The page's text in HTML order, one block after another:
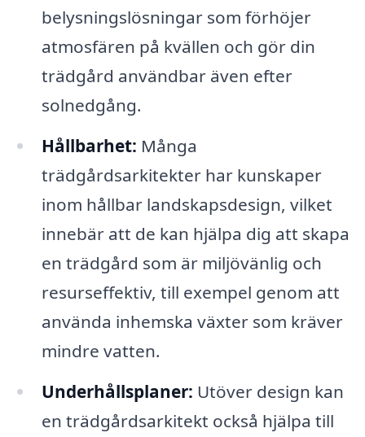
belysningslösningar som förhöjer
atmosfären på kvällen och gör din
trädgård användbar även efter
solnedgång.
Hållbarhet: Många
trädgårdsarkitekter har kunskaper
inom hållbar landskapsdesign, vilket
innebär att de kan hjälpa dig att skapa
en trädgård som är miljövänlig och
resurseffektiv, till exempel genom att
använda inhemska växter som kräver
mindre vatten.
Underhållsplaner: Utöver design kan
en trädgårdsarkitekt också hjälpa till